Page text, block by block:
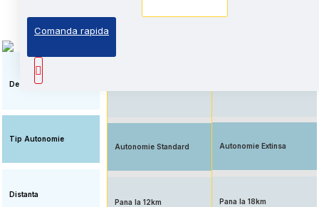
Comanda rapida
Descriere
Tip Autonomie
Distanta
Stoc Epuizat
Standard: Pret accesibil,
Autonomie Standard
Pana la 12km
Stoc Epuizat
Autonomie Extinsa
Pana la 18km